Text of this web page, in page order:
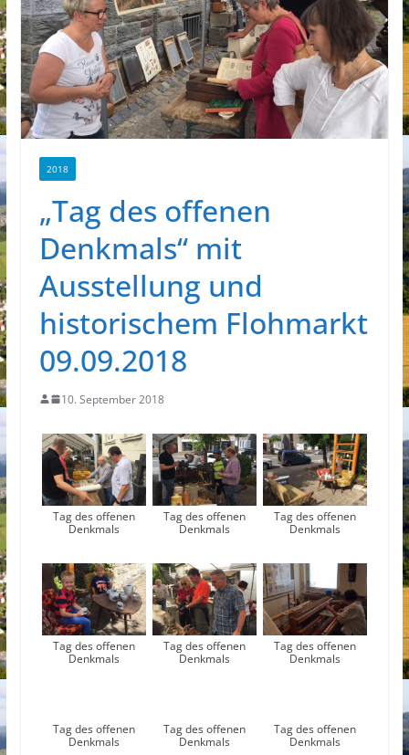
2018
„Tag des offenen
Denkmals“ mit
Ausstellung und
historischem Flohmarkt
09.09.2018
10. September 2018
Tag des offenen
Denkmals
Tag des offenen
Denkmals
Tag des offenen
Denkmals
Tag des offenen
Denkmals
Tag des offenen
Denkmals
Tag des offenen
Denkmals
Tag des offenen
Denkmals
Tag des offenen
Denkmals
Tag des offenen
Denkmals